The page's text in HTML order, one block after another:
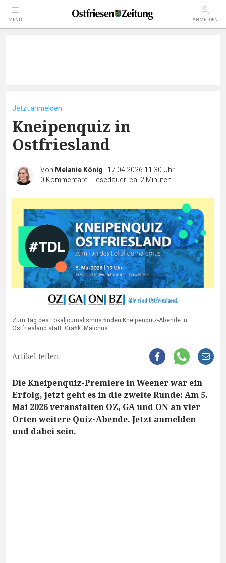
MENÜ ANMELDEN
Jetzt anmelden
Kneipenquiz in
Ostfriesland
Von Melanie König | 17.04.2026 11:30 Uhr|
0 Kommentare | Lesedauer: ca. 2 Minuten
Zum Tag des Lokaljournalismus finden Kneipenquiz-Abende in
Ostfriesland statt. Grafik: Malchus
Artikel teilen:
Die Kneipenquiz-Premiere in Weener war ein
Erfolg, jetzt geht es in die zweite Runde: Am 5.
Mai 2026 veranstalten OZ, GA und ON an vier
Orten weitere Quiz-Abende. Jetzt anmelden
und dabei sein.